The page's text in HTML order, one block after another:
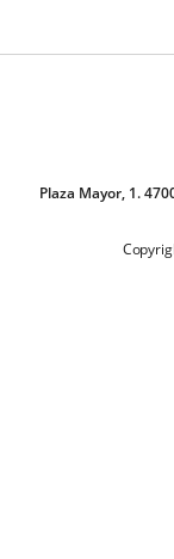
Plaza Mayor, 1.